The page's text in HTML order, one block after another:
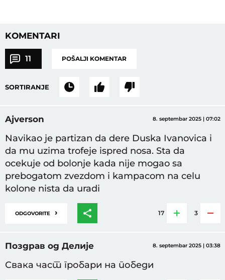
KOMENTARI
11 POŠALJI KOMENTAR
SORTIRANJE
Ajverson 8. septembar 2025 | 07:02
Navikao je partizan da dere Duska Ivanovica i
da mu uzima trofeje ispred nosa. Sta da
ocekuje od bolonje kada nije mogao sa
prebogatom zvezdom i kampacom na celu
kolone nista da uradi
ODGOVORITE › 17 3
Поздрав од Делије 8. septembar 2025 | 03:38
Свака част гробари на победи